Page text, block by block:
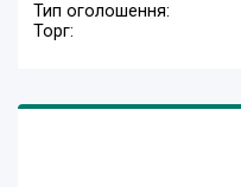
Тип оголошення:
Торг: